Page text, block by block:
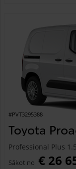
#PVT3295388
Toyota
Professional Plus
Sākot no € 26